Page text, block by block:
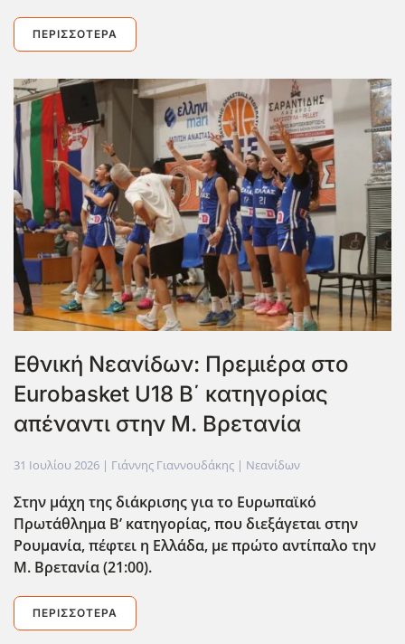
ΠΕΡΙΣΣΌΤΕΡΑ
Εθνική Νεανίδων: Πρεμιέρα στο
Eurobasket U18 Β΄ κατηγορίας
απέναντι στην Μ. Βρετανία
31 Ιουλίου 2026 | Γιάννης Γιαννουδάκης | Νεανίδων
Στην μάχη της διάκρισης για το Ευρωπαϊκό
Πρωτάθλημα Β’ κατηγορίας, που διεξάγεται στην
Ρουμανία, πέφτει η Ελλάδα, με πρώτο αντίπαλο την
Μ. Βρετανία (21:00).
ΠΕΡΙΣΣΌΤΕΡΑ